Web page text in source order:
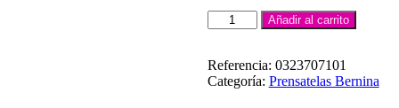
PRENSATELAS
Nº60C
Añadir al carrito
Referencia: 0323707101
Categoría: Prensatelas Bernina